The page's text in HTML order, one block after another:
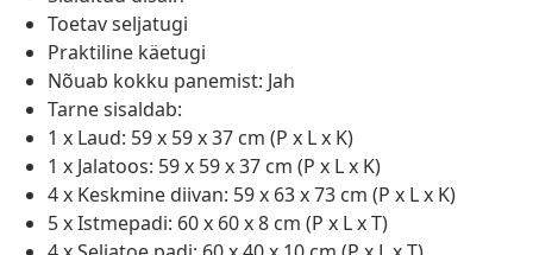
Toetav seljatugi
Praktiline käetugi
Nõuab kokku panemist: Jah
Tarne sisaldab:
1 x Laud: 59 x 59 x 37 cm (P x L x K)
1 x Jalatoos: 59 x 59 x 37 cm (P x L x K)
4 x Keskmine diivan: 59 x 63 x 73 cm (P x L x K)
5 x Istmepadi: 60 x 60 x 8 cm (P x L x T)